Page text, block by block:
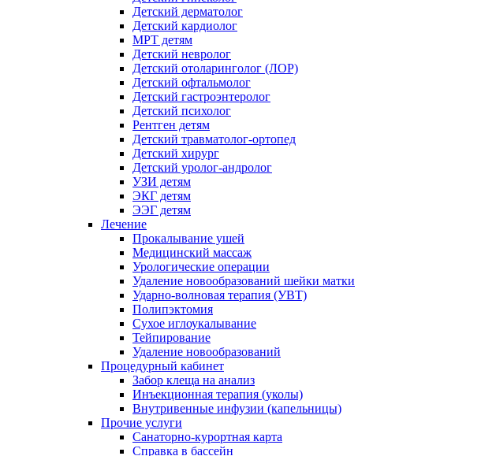
Детский дерматолог
Детский кардиолог
МРТ детям
Детский невролог
Детский отоларинголог (ЛОР)
Детский офтальмолог
Детский гастроэнтеролог
Детский психолог
Рентген детям
Детский травматолог-ортопед
Детский хирург
Детский уролог-андролог
УЗИ детям
ЭКГ детям
ЭЭГ детям
Лечение
Прокалывание ушей
Медицинский массаж
Урологические операции
Удаление новообразований шейки матки
Ударно-волновая терапия (УВТ)
Полипэктомия
Сухое иглоукалывание
Тейпирование
Удаление новообразований
Процедурный кабинет
Забор клеща на анализ
Инъекционная терапия (уколы)
Внутривенные инфузии (капельницы)
Прочие услуги
Санаторно-курортная карта
Справка в бассейн